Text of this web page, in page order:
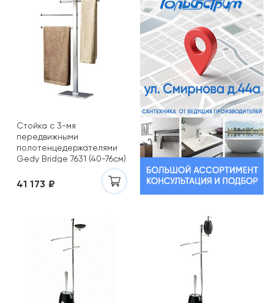
Стойка c 3-мя
передвижными
полотенцедержателями
Gedy Bridge 7631 (40-76см)
41 173 ₽